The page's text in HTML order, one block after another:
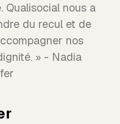
Qualisocial nous a
du recul et de
nos
» - Nadia